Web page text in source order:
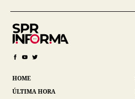
HOME
ÚLTIMA HORA